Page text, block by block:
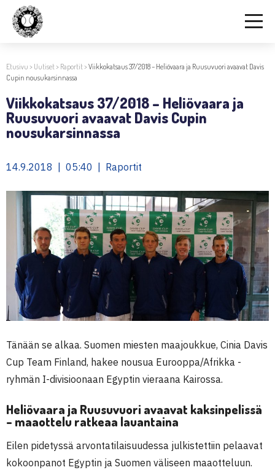
Etusivu > Uutiset> Raportit>Viikkokatsaus 37/2018 – Heliövaara ja Ruusuvuori avaavat Davis
Cupin nousukarsinnassa
Viikkokatsaus 37/2018 – Heliövaara ja
Ruusuvuori avaavat Davis Cupin
nousukarsinnassa
14.9.2018 | 05:40 | Raportit
Tänään se alkaa. Suomen miesten maajoukkue, Cinia Davis
Cup Team Finland, hakee nousua Eurooppa/Afrikka -
ryhmän I-divisioonaan Egyptin vieraana Kairossa.
Heliövaara ja Ruusuvuori avaavat kaksinpelissä
– maaottelu ratkeaa lauantaina
Eilen pidetyssä arvontatilaisuudessa julkistettiin pelaavat
kokoonpanot Egyptin ja Suomen väliseen maaotteluun.